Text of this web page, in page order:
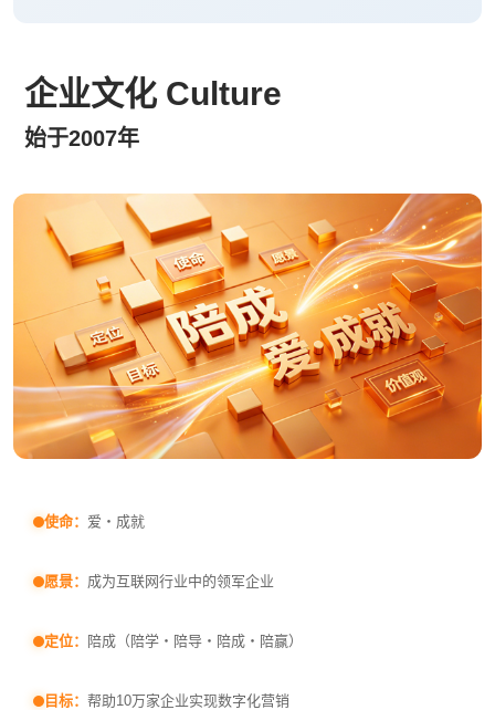
企业文化 Culture
始于2007年
使命： 爱・成就
愿景： 成为互联网行业中的领军企业
定位： 陪成（陪学・陪导・陪成・陪赢）
目标： 帮助10万家企业实现数字化营销